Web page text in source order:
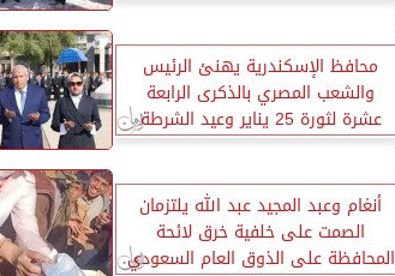
محافظ الإسكندرية يهنئ الرئيس
والشعب المصري بالذكرى الرابعة
عشرة لثورة 25 يناير وعيد الشرطة
الـ73
أنغام وعبد المجيد عبد الله يلتزمان
الصمت على خلفية خرق لائحة
المحافظة على الذوق العام السعودي